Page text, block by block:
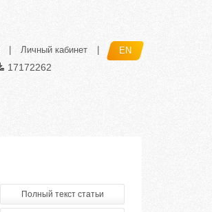
Личный кабинет EN
17172262
Полный текст статьи